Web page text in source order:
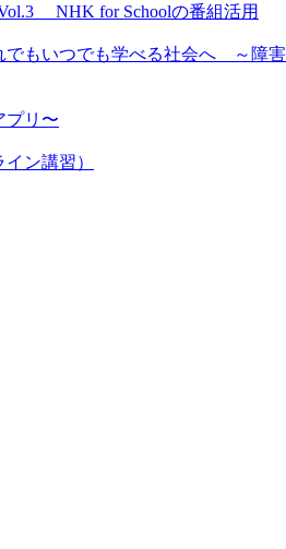
NHK for Schoolの番組活用
もいつでも学べる社会へ ～障
プリ〜
ン講習）